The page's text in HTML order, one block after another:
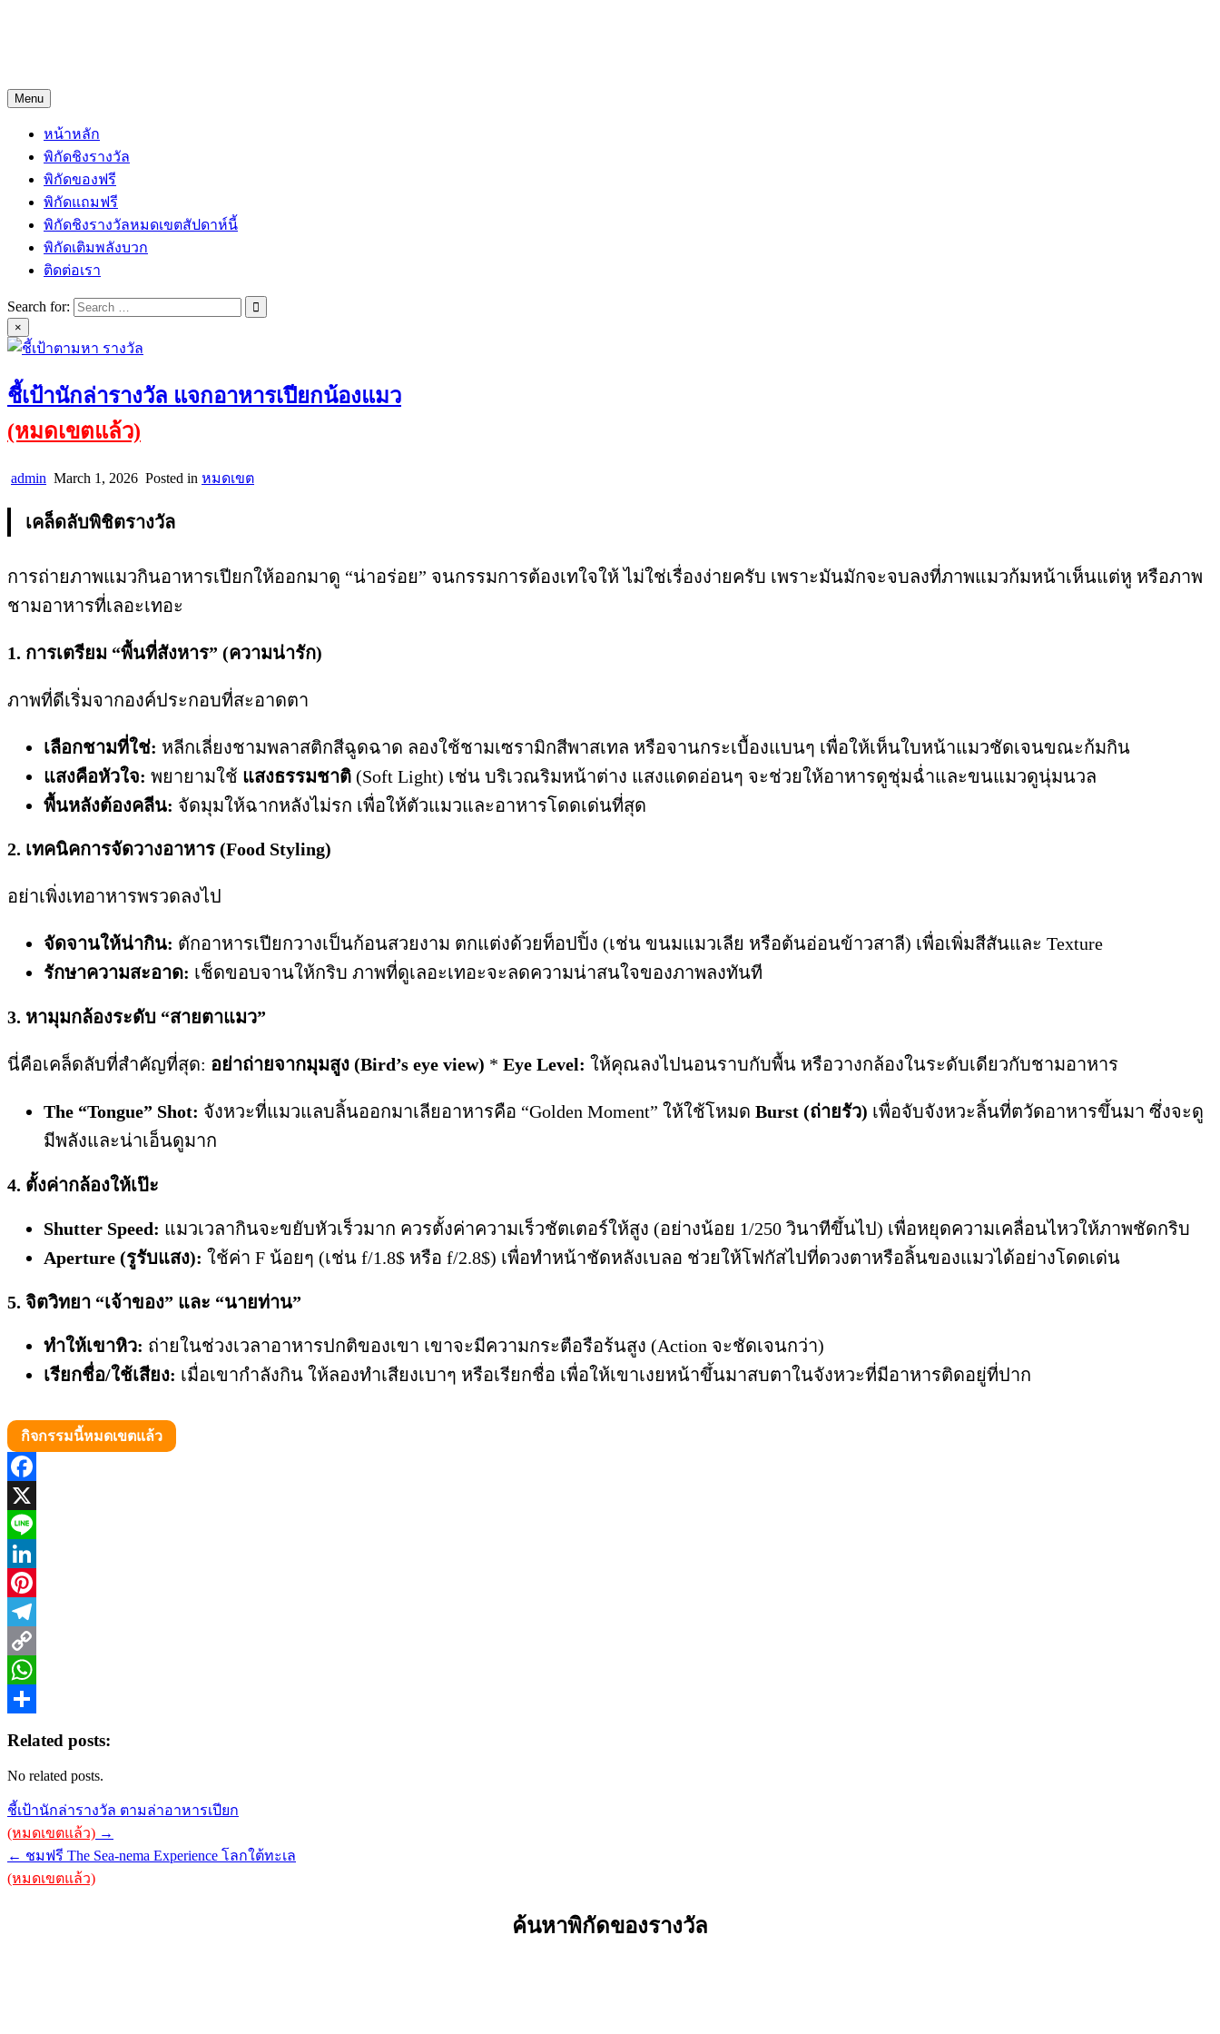
Menu
หน้าหลัก
พิกัดชิงรางวัล
พิกัดของฟรี
พิกัดแถมฟรี
พิกัดชิงรางวัลหมดเขตสัปดาห์นี้
พิกัดเติมพลังบวก
ติดต่อเรา
Search for:
×
ชี้เป้านักล่ารางวัล แจกอาหารเปียกน้องแมว
(หมดเขตแล้ว)
admin March 1, 2026 Posted in หมดเขต
เคล็ดลับพิชิตรางวัล
การถ่ายภาพแมวกินอาหารเปียกให้ออกมาดู “น่าอร่อย” จนกรรมการต้องเทใจให้ ไม่ใช่เรื่องง่ายครับ เพราะมันมักจะจบลงที่ภาพแมวก้มหน้าเห็นแต่หู หรือภาพ
ชามอาหารที่เลอะเทอะ
1. การเตรียม “พื้นที่สังหาร” (ความน่ารัก)
ภาพที่ดีเริ่มจากองค์ประกอบที่สะอาดตา
เลือกชามที่ใช่: หลีกเลี่ยงชามพลาสติกสีฉูดฉาด ลองใช้ชามเซรามิกสีพาสเทล หรือจานกระเบื้องแบนๆ เพื่อให้เห็นใบหน้าแมวชัดเจนขณะก้มกิน
แสงคือหัวใจ: พยายามใช้ แสงธรรมชาติ (Soft Light) เช่น บริเวณริมหน้าต่าง แสงแดดอ่อนๆ จะช่วยให้อาหารดูชุ่มฉ่ำและขนแมวดูนุ่มนวล
พื้นหลังต้องคลีน: จัดมุมให้ฉากหลังไม่รก เพื่อให้ตัวแมวและอาหารโดดเด่นที่สุด
2. เทคนิคการจัดวางอาหาร (Food Styling)
อย่าเพิ่งเทอาหารพรวดลงไป
จัดจานให้น่ากิน: ตักอาหารเปียกวางเป็นก้อนสวยงาม ตกแต่งด้วยท็อปปิ้ง (เช่น ขนมแมวเลีย หรือต้นอ่อนข้าวสาลี) เพื่อเพิ่มสีสันและ Texture
รักษาความสะอาด: เช็ดขอบจานให้กริบ ภาพที่ดูเลอะเทอะจะลดความน่าสนใจของภาพลงทันที
3. หามุมกล้องระดับ “สายตาแมว”
นี่คือเคล็ดลับที่สำคัญที่สุด: อย่าถ่ายจากมุมสูง (Bird’s eye view) * Eye Level: ให้คุณลงไปนอนราบกับพื้น หรือวางกล้องในระดับเดียวกับชามอาหาร
The “Tongue” Shot: จังหวะที่แมวแลบลิ้นออกมาเลียอาหารคือ “Golden Moment” ให้ใช้โหมด Burst (ถ่ายรัว) เพื่อจับจังหวะลิ้นที่ตวัดอาหารขึ้นมา ซึ่งจะดู
มีพลังและน่าเอ็นดูมาก
4. ตั้งค่ากล้องให้เป๊ะ
Shutter Speed: แมวเวลากินจะขยับหัวเร็วมาก ควรตั้งค่าความเร็วชัตเตอร์ให้สูง (อย่างน้อย 1/250 วินาทีขึ้นไป) เพื่อหยุดความเคลื่อนไหวให้ภาพชัดกริบ
Aperture (รูรับแสง): ใช้ค่า F น้อยๆ (เช่น f/1.8$ หรือ f/2.8$) เพื่อทำหน้าชัดหลังเบลอ ช่วยให้โฟกัสไปที่ดวงตาหรือลิ้นของแมวได้อย่างโดดเด่น
5. จิตวิทยา “เจ้าของ” และ “นายท่าน”
ทำให้เขาหิว: ถ่ายในช่วงเวลาอาหารปกติของเขา เขาจะมีความกระตือรือร้นสูง (Action จะชัดเจนกว่า)
เรียกชื่อ/ใช้เสียง: เมื่อเขากำลังกิน ให้ลองทำเสียงเบาๆ หรือเรียกชื่อ เพื่อให้เขาเงยหน้าขึ้นมาสบตาในจังหวะที่มีอาหารติดอยู่ที่ปาก
กิจกรรมนี้หมดเขตแล้ว
Facebook
X
Line
LinkedIn
Pinterest
Telegram
Copy
Link
WhatsApp
Related posts:
No related posts.
Post
navigation
ชี้เป้านักล่ารางวัล ตามล่าอาหารเปียก
(หมดเขตแล้ว) →
← ชมฟรี The Sea-nema Experience โลกใต้ทะเล
(หมดเขตแล้ว)
ค้นหาพิกัดของรางวัล